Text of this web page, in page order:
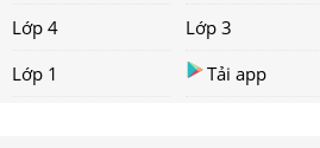
Lớp 4
Lớp 3
Lớp 1
Tải app